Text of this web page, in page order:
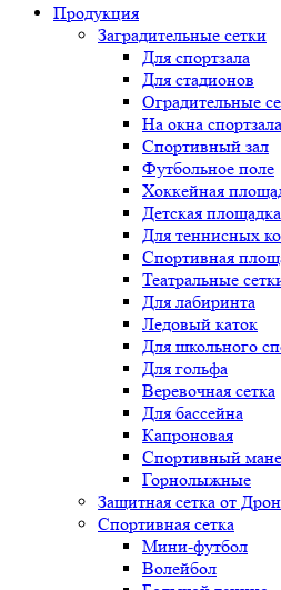
Продукция
Заградительные сетки
Для спортзала
Для стадионов
Оградительные
На окна спортзала
Спортивный зал
Футбольное поле
Хоккейная
Детская площадка
Для теннисных
Спортивная
Театральные
Для лабиринта
Ледовый каток
Для школьного
Для гольфа
Веревочная сетка
Для бассейна
Капроновая
Спортивный
Горнолыжные
Защитная сетка от
Спортивная сетка
Мини-футбол
Волейбол